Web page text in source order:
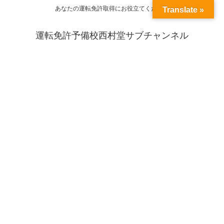
あなたの運転免許取得にお役立てください
運転免許予備校西村堂サブチャンネル
Translate »